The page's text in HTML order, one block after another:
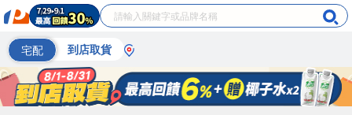
宅配 到店取貨